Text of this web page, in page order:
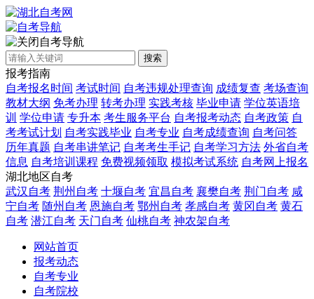
自考导航
搜索
报考指南
自考报名时间 考试时间 自考违规处理查询 成绩复查 考场查询
教材大纲 免考办理 转考办理 实践考核 毕业申请 学位英语培
训 学位申请 专升本 考生服务平台 自考报考动态 自考政策 自
考考试计划 自考实践毕业 自考专业 自考成绩查询 自考问答
历年真题 自考串讲笔记 自考考生手记 自考学习方法 外省自考
信息 自考培训课程 免费视频领取 模拟考试系统 自考网上报名
湖北地区自考
武汉自考 荆州自考 十堰自考 宜昌自考 襄樊自考 荆门自考 咸
宁自考 随州自考 恩施自考 鄂州自考 孝感自考 黄冈自考 黄石
自考 潜江自考 天门自考 仙桃自考 神农架自考
网站首页
报考动态
自考专业
自考院校